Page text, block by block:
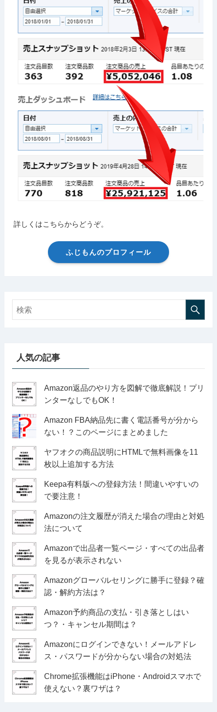
詳しくはこちらからどうぞ。
ふじもんのプロフィール
人気の記事
Amazon返品のやり方を図解で徹底解説！プリ
ンターなしでもOK！
Amazon FBA納品先に書く電話番号が分から
ない！？このページにまとめました
ヤフオクの商品説明にHTMLで無料画像を11
枚以上追加する方法
Keepa有料版への登録方法！間違いやすいの
で要注意！
Amazonの注文履歴が消えた場合の理由と対処
法について
Amazonで出品者一覧ページ・すべての出品者
を見るが表示されない
Amazonグローバルセリングに勝手に登録？確
認・解約方法は？
Amazon予約商品の支払・引き落としはい
つ？・キャンセル期間は？
Amazonにログインできない！メールアドレ
ス・パスワードが分からない場合の対処法
Chrome拡張機能はiPhone・Androidスマホで
使えない？裏ワザは？